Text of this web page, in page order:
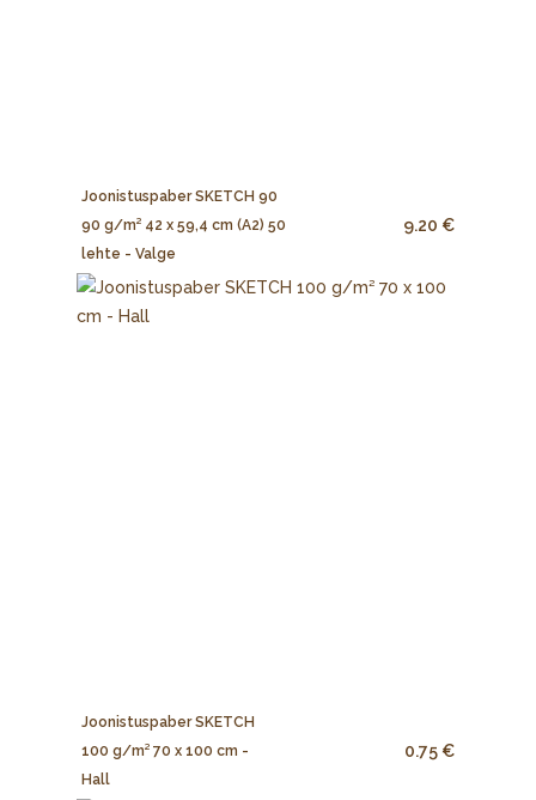
Joonistuspaber SKETCH 90
90 g/m² 42 x 59,4 cm (A2) 50
lehte - Valge
9.20 €
Joonistuspaber SKETCH
100 g/m² 70 x 100 cm -
Hall
0.75 €